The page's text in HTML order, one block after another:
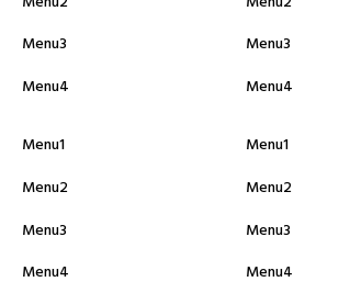
Menu3
Menu4
Menu3
Menu4
Menu1
Menu2
Menu3
Menu4
Menu1
Menu2
Menu3
Menu4